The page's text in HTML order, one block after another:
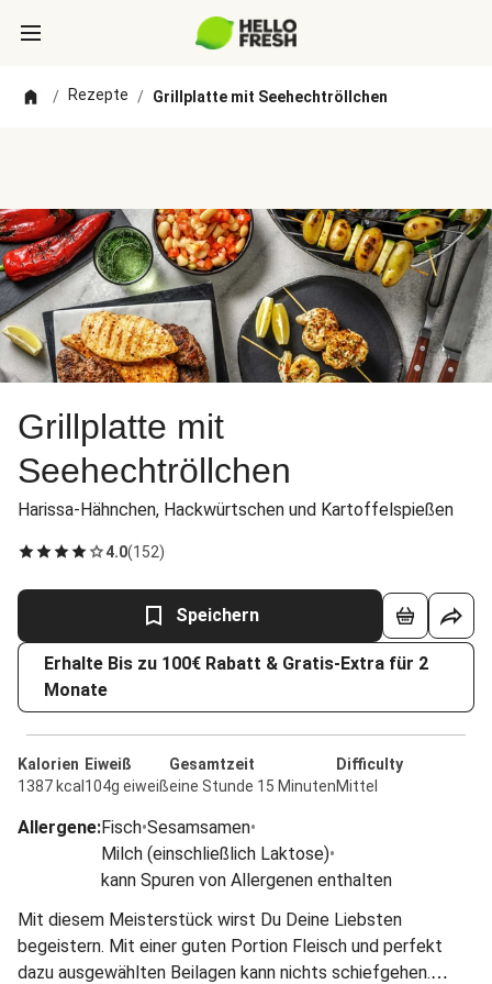
/ Rezepte / Grillplatte mit Seehechtröllchen
Grillplatte mit
Seehechtröllchen
Harissa-Hähnchen, Hackwürtschen und Kartoffelspießen
4.0(152)
Speichern
Erhalte Bis zu 100€ Rabatt & Gratis-Extra für 2
Monate
Kalorien
1387 kcal
Eiweiß
104g eiweiß
Gesamtzeit
eine Stunde 15 Minuten
Difficulty
Mittel
Allergene:Fisch•Sesamsamen•
Milch (einschließlich Laktose)•
kann Spuren von Allergenen enthalten
Mit diesem Meisterstück wirst Du Deine Liebsten
begeistern. Mit einer guten Portion Fleisch und perfekt
dazu ausgewählten Beilagen kann nichts schiefgehen.